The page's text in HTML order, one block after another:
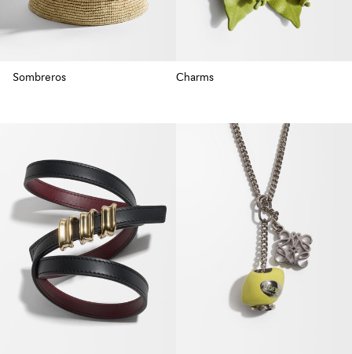
Sombreros Charms